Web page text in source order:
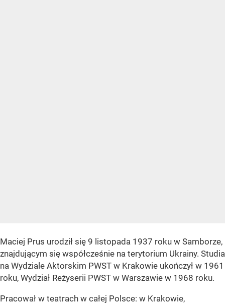
Maciej Prus urodził się 9 listopada 1937 roku w Samborze,
znajdującym się współcześnie na terytorium Ukrainy. Studia
na Wydziale Aktorskim PWST w Krakowie ukończył w 1961
roku, Wydział Reżyserii PWST w Warszawie w 1968 roku.
Pracował w teatrach w całej Polsce: w Krakowie,